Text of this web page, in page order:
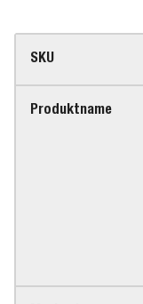
SKU
Produktname